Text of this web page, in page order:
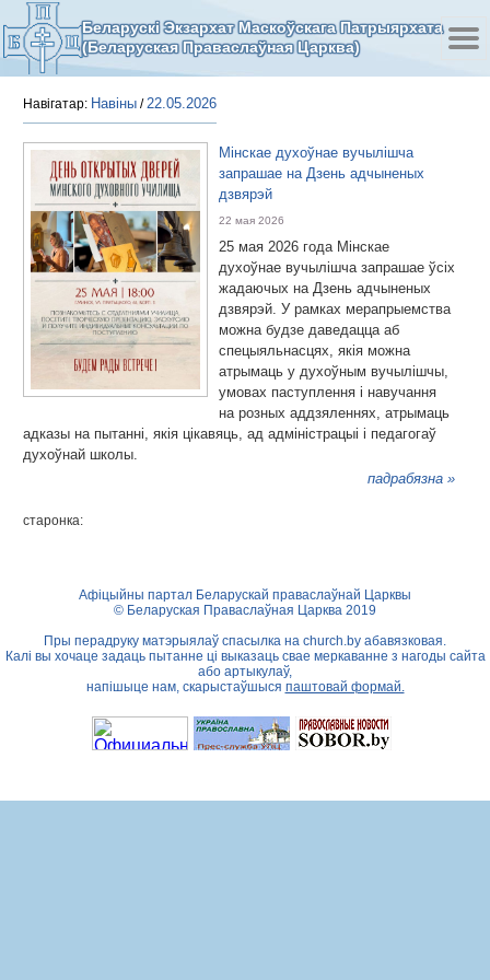
Беларускі Экзархат Маскоўскага Патрыярхата
(Беларуская Праваслаўная Царква)
Навігатар: Навіны /22.05.2026
Мінскае духоўнае вучылішча
запрашае на Дзень адчыненых
дзвярэй
22 мая 2026
25 мая 2026 года Мінскае
духоўнае вучылішча запрашае ўсіх
жадаючых на Дзень адчыненых
дзвярэй. У рамках мерапрыемства
можна будзе даведацца аб
спецыяльнасцях, якія можна
атрымаць у духоўным вучылішчы,
умовах паступлення і навучання
на розных аддзяленнях, атрымаць
адказы на пытанні, якія цікавяць, ад адміністрацыі і педагогаў
духоўнай школы.
падрабязна »
старонка:
Афіцыйны партал Беларускай праваслаўнай Царквы
© Беларуская Праваслаўная Царква 2019
Пры перадруку матэрыялаў спасылка на church.by абавязковая.
Калі вы хочаце задаць пытанне ці выказаць свае меркаванне з нагоды сайта
або артыкулаў,
напішыце нам, скарыстаўшыся паштовай формай.